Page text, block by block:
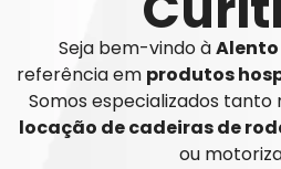
Seja bem-vindo à
referência em produtos
Somos especializados tanto
locação de cadeiras de
ou